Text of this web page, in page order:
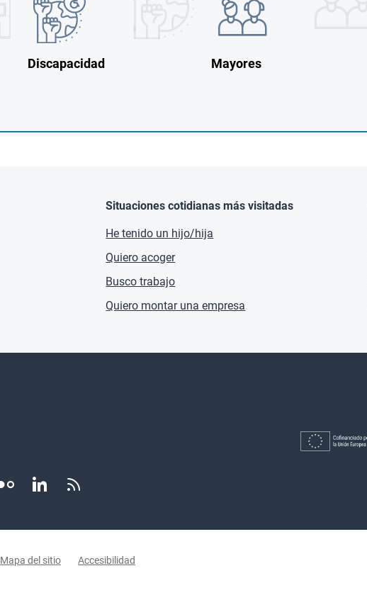
Discapacidad Mayores
Situaciones cotidianas más visitadas
He tenido un hijo/hija
Quiero acoger
Busco trabajo
Quiero montar una empresa
Mapa del sitio Accesibilidad